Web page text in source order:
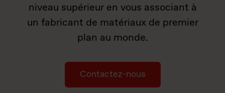
niveau supérieur en vous associant à
un fabricant de matériaux de premier
plan au monde.
Contactez-nous